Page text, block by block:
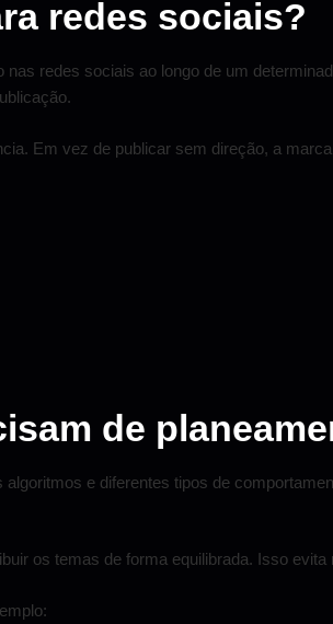
redes sociais?
redes sociais ao longo de um
Em vez de publicar sem direção, a
de
e diferentes tipos de
os temas de forma equilibrada. Isso